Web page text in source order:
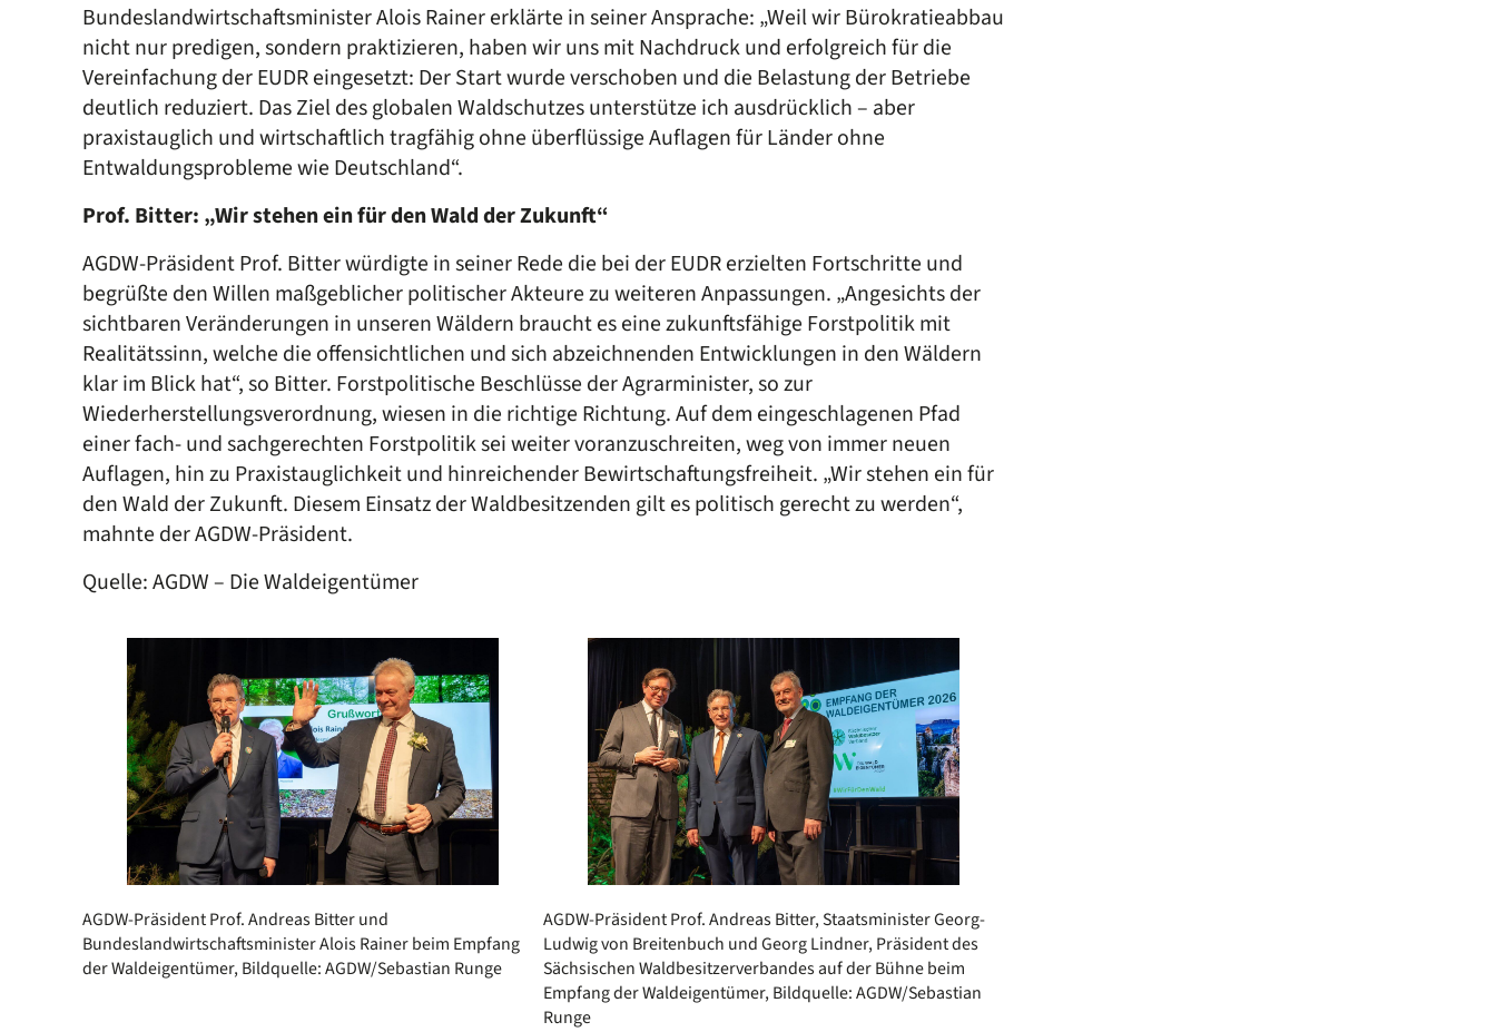
Bundeslandwirtschaftsminister Alois Rainer erklärte in seiner Ansprache: „Weil wir Bürokratieabbau
nicht nur predigen, sondern praktizieren, haben wir uns mit Nachdruck und erfolgreich für die
Vereinfachung der EUDR eingesetzt: Der Start wurde verschoben und die Belastung der Betriebe
deutlich reduziert. Das Ziel des globalen Waldschutzes unterstütze ich ausdrücklich – aber
praxistauglich und wirtschaftlich tragfähig ohne überflüssige Auflagen für Länder ohne
Entwaldungsprobleme wie Deutschland“.
Prof. Bitter: „Wir stehen ein für den Wald der Zukunft“
AGDW-Präsident Prof. Bitter würdigte in seiner Rede die bei der EUDR erzielten Fortschritte und
begrüßte den Willen maßgeblicher politischer Akteure zu weiteren Anpassungen. „Angesichts der
sichtbaren Veränderungen in unseren Wäldern braucht es eine zukunftsfähige Forstpolitik mit
Realitätssinn, welche die offensichtlichen und sich abzeichnenden Entwicklungen in den Wäldern
klar im Blick hat“, so Bitter. Forstpolitische Beschlüsse der Agrarminister, so zur
Wiederherstellungsverordnung, wiesen in die richtige Richtung. Auf dem eingeschlagenen Pfad
einer fach- und sachgerechten Forstpolitik sei weiter voranzuschreiten, weg von immer neuen
Auflagen, hin zu Praxistauglichkeit und hinreichender Bewirtschaftungsfreiheit. „Wir stehen ein für
den Wald der Zukunft. Diesem Einsatz der Waldbesitzenden gilt es politisch gerecht zu werden“,
mahnte der AGDW-Präsident.
Quelle: AGDW – Die Waldeigentümer
AGDW-Präsident Prof. Andreas Bitter und
Bundeslandwirtschaftsminister Alois Rainer beim Empfang
der Waldeigentümer, Bildquelle: AGDW/Sebastian Runge
AGDW-Präsident Prof. Andreas Bitter, Staatsminister Georg-
Ludwig von Breitenbuch und Georg Lindner, Präsident des
Sächsischen Waldbesitzerverbandes auf der Bühne beim
Empfang der Waldeigentümer, Bildquelle: AGDW/Sebastian
Runge